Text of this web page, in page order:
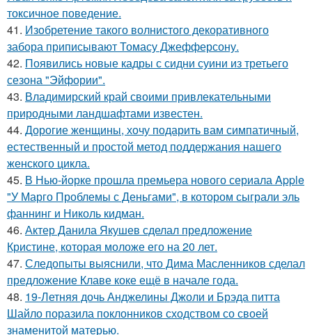
токсичное поведение.
41. Изобретение такого волнистого декоративного
забора приписывают Томасу Джефферсону.
42. Появились новые кадры с сидни суини из третьего
сезона "Эйфории".
43. Владимирский край своими привлекательными
природными ландшафтами известен.
44. Дорогие женщины, хочу подарить вам симпатичный,
естественный и простой метод поддержания нашего
женского цикла.
45. В Нью-йорке прошла премьера нового сериала Apple
"У Марго Проблемы с Деньгами", в котором сыграли эль
фаннинг и Николь кидман.
46. Актер Данила Якушев сделал предложение
Кристине, которая моложе его на 20 лет.
47. Следопыты выяснили, что Дима Масленников сделал
предложение Клаве коке ещё в начале года.
48. 19-Летняя дочь Анджелины Джоли и Брэда питта
Шайло поразила поклонников сходством со своей
знаменитой матерью.